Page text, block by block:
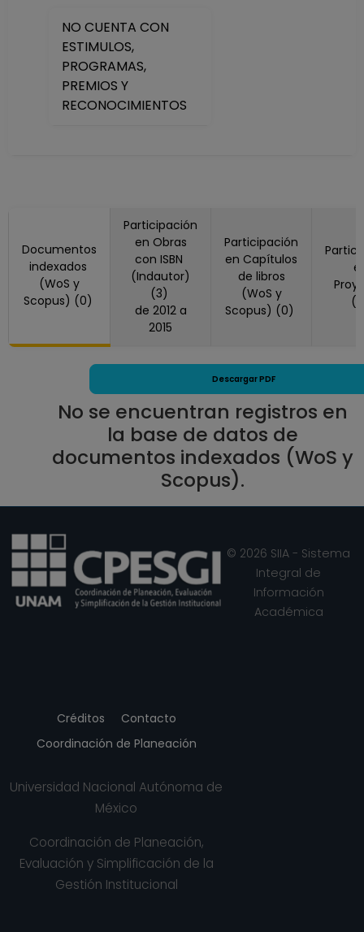
ASIGNATURA A TP
No Definitivo
Facultad de
Ciencias
PROFESOR
ASIGNATURA A TP
No Definitivo
Facultad de
Ciencias
Desde 16-12-2015
hasta 31-01-2016
Facultad de
Ciencias
Desde 16-12-2014
hasta 15-02-2015
ASIGNATURA A TP
Desde 01-12-2012
NO CUENTA CON
ESTIMULOS,
PROGRAMAS,
PREMIOS Y
RECONOCIMIENTOS
Documentos
indexados
(WoS y
Scopus) (0)
Participación
en Obras
con ISBN
(Indautor)
(3)
de 2012 a
2015
Participación
en Capítulos
de libros
(WoS y
Scopus) (0)
Descargar PDF
No se encuentran registros en
la base de datos de
documentos indexados (WoS y
Scopus).
Créditos
Contacto
Coordinación de Planeación
Universidad Nacional Autónoma de
México
Coordinación de Planeación,
Evaluación y Simplificación de la
Gestión Institucional
© 2026 SIIA - Sistema
Integral de
Información
Académica